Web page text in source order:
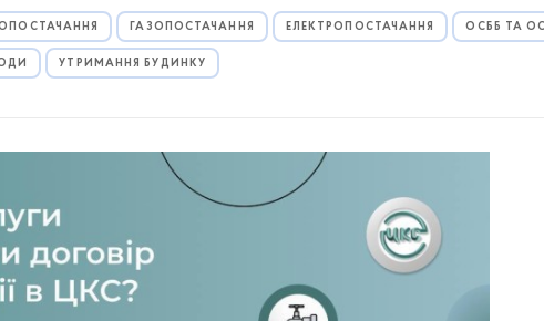
ГАЗОПОСТАЧАННЯ ЕЛЕКТРОПОСТАЧАННЯ ОСББ ТА
УТРИМАННЯ БУДИНКУ